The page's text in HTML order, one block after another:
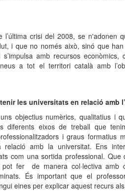
l’última crisi del 2008, se n'adonen
i que no només això, sinó que
amb recursos
a tot el territori català amb
les universitats en relació amb
objectius numèrics, qualitatius i
diferents eixos de treball que
i graus formatius
amb la universitat. Ens
com una sortida professional.
pot fer
de manera col·lectiva amb
És important que el
eines per explicar aquest recurs